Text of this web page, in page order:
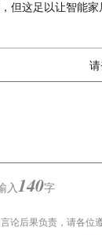
但这足以让智能家
入 140字
论后果负责，请各位